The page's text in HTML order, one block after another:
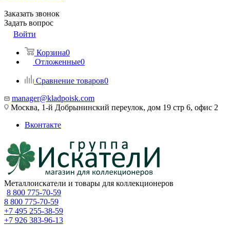
Заказать звонок
Задать вопрос
Войти
Корзина0
Отложенные0
Сравнение товаров0
manager@kladpoisk.com
Москва, 1-й Добрынинский переулок, дом 19 стр 6, офис 2
Вконтакте
Металлоискатели и товары для коллекционеров
8 800 775-70-59
8 800 775-70-59
+7 495 255-38-59
+7 926 383-96-13